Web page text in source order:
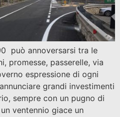
può annoversarsi tra le
promesse, passerelle, via
espressione di ogni
grandi investimenti
sempre con un pugno di
ventennio giace un